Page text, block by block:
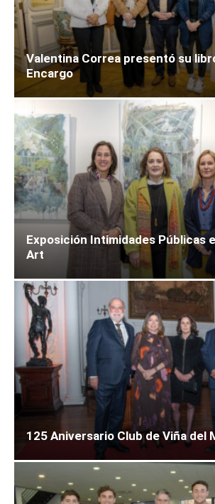
Valentina Correa presentó su
Encargo
Exposición Intimidades Públicas
Art
125 Aniversario Club de Viña del